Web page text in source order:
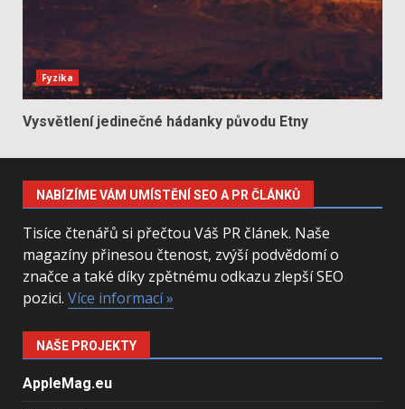
Fyzika
Vysvětlení jedinečné hádanky původu Etny
NABÍZÍME VÁM UMÍSTĚNÍ SEO A PR ČLÁNKŮ
Tisíce čtenářů si přečtou Váš PR článek. Naše
magazíny přinesou čtenost, zvýší podvědomí o
značce a také díky zpětnému odkazu zlepší SEO
pozici. Více informací »
NAŠE PROJEKTY
AppleMag.eu